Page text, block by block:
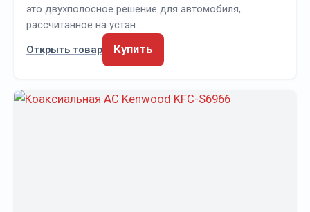
это двухполосное решение для автомобиля,
рассчитанное на устан…
Открыть товар
Купить